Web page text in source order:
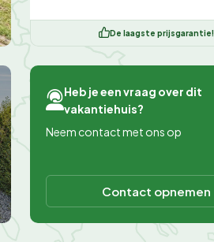
De laagste prijsgarantie!
Heb je een vraag over dit
vakantiehuis?
Neem contact met ons op
Contact opnemen